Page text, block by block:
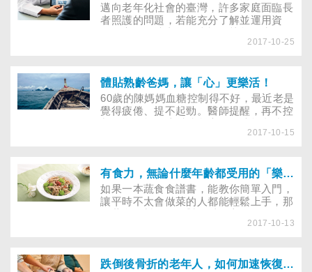
邁向老年化社會的臺灣，許多家庭面臨長
者照護的問題，若能充分了解並運用資
2017-10-25
體貼熟齡爸媽，讓「心」更樂活！
60歲的陳媽媽血糖控制得不好，最近老是
覺得疲倦、提不起勁。醫師提醒，再不控
傷，未來可能要洗腎。陳媽媽一想到之後
歡。以往最愛到處品嘗美食的她，現在面
對好友邀約都提不起勁，根本不想出門。
家人很擔心，不知怎麼做才能讓媽媽再展
笑顏、恢復活力？
2017-10-15
有食力，無論什麼年齡都受用的「樂齡美食」！
如果一本蔬食食譜書，能教你簡單入門，
讓平時不太會做菜的人都能輕鬆上手，那
月由《大家健康》雜誌與黎華老師合作出
嗎？期待有不一樣的食譜可參考。
2017-10-13
跌倒後骨折的老年人，如何加速恢復重拾生活的樂趣？